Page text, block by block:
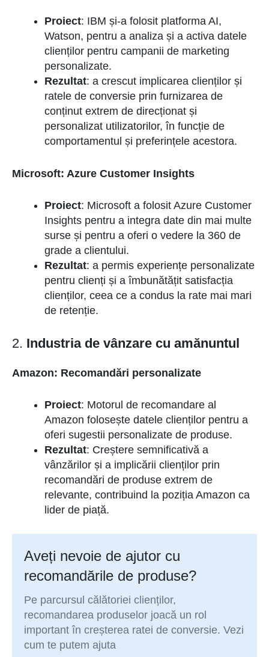
Proiect: IBM și-a folosit platforma AI,
Watson, pentru a analiza și a activa datele
clienților pentru campanii de marketing
personalizate.
Rezultat: a crescut implicarea clienților și
ratele de conversie prin furnizarea de
conținut extrem de direcționat și
personalizat utilizatorilor, în funcție de
comportamentul și preferințele acestora.
Microsoft: Azure Customer Insights
Proiect: Microsoft a folosit Azure Customer
Insights pentru a integra date din mai multe
surse și pentru a oferi o vedere la 360 de
grade a clientului.
Rezultat: a permis experiențe personalizate
pentru clienți și a îmbunătățit satisfacția
clienților, ceea ce a condus la rate mai mari
de retenție.
2. Industria de vânzare cu amănuntul
Amazon: Recomandări personalizate
Proiect: Motorul de recomandare al
Amazon folosește datele clienților pentru a
oferi sugestii personalizate de produse.
Rezultat: Creștere semnificativă a
vânzărilor și a implicării clienților prin
recomandări de produse extrem de
relevante, contribuind la poziția Amazon ca
lider de piață.
Aveți nevoie de ajutor cu
recomandările de produse?
Pe parcursul călătoriei clienților,
recomandarea produselor joacă un rol
important în creșterea ratei de conversie. Vezi
cum te putem ajuta